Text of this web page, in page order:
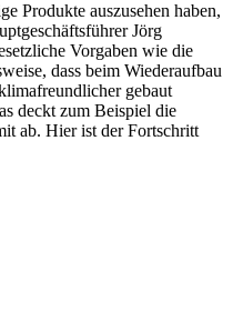
Produkte auszusehen haben,
Jörg
Vorgaben wie die
dass beim Wiederaufbau
gebaut
deckt zum Beispiel die
ab. Hier ist der Fortschritt